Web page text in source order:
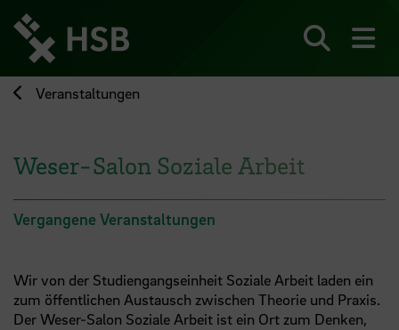
zum
Seiteninhalt
springen
Veranstaltungen
Weser-Salon Soziale Arbeit
Vergangene Veranstaltungen
Wir von der Studiengangseinheit Soziale Arbeit laden ein
zum öffentlichen Austausch zwischen Theorie und Praxis.
Der Weser-Salon Soziale Arbeit ist ein Ort zum Denken,